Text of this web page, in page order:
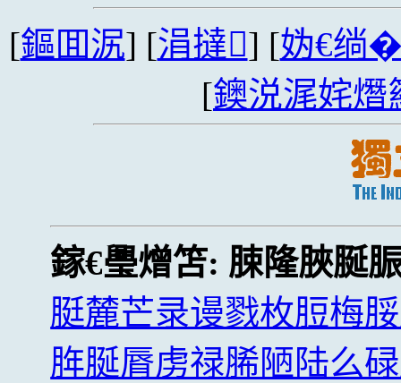
[鏂囬泦] [涓撻] [妫€绱
[鐭涚浘姹熸
鎵€璺熷笘: 脨隆脥脠
脡麓芒录谩戮枚脰梅
脌脠脣虏禄脪陋陆么